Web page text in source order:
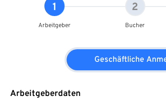
1
Arbeitgeber
2
Bucher
Geschäftliche
Arbeitgeberdaten